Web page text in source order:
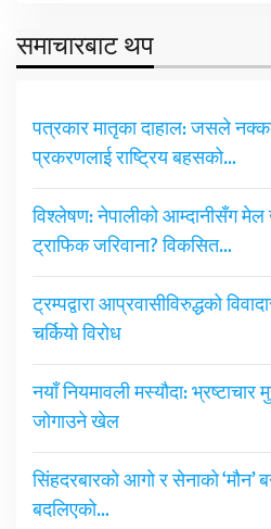
समाचारबाट थप
पत्रकार मातृका दाहाल: जसले
प्रकरणलाई राष्ट्रिय बहसको…
विश्लेषण: नेपालीको आम्दानीसँग
ट्राफिक जरिवाना? विकसित…
ट्रम्पद्वारा आप्रवासीविरुद्धको
चर्कियो विरोध
नयाँ नियमावली मस्यौदा: भ्रष्टाचार
जोगाउने खेल
सिंहदरबारको आगो र सेनाको
बदलिएको…